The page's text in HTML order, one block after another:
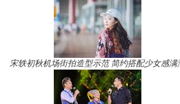
宋轶初秋机场街拍造型示范 简约搭配少女感满